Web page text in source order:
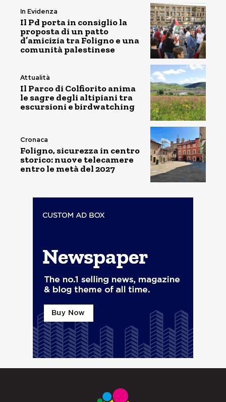
In Evidenza
Il Pd porta in consiglio la
proposta di un patto
d’amicizia tra Foligno e una
comunità palestinese
Attualità
Il Parco di Colfiorito anima
le sagre degli altipiani tra
escursioni e birdwatching
Cronaca
Foligno, sicurezza in centro
storico: nuove telecamere
entro le metà del 2027